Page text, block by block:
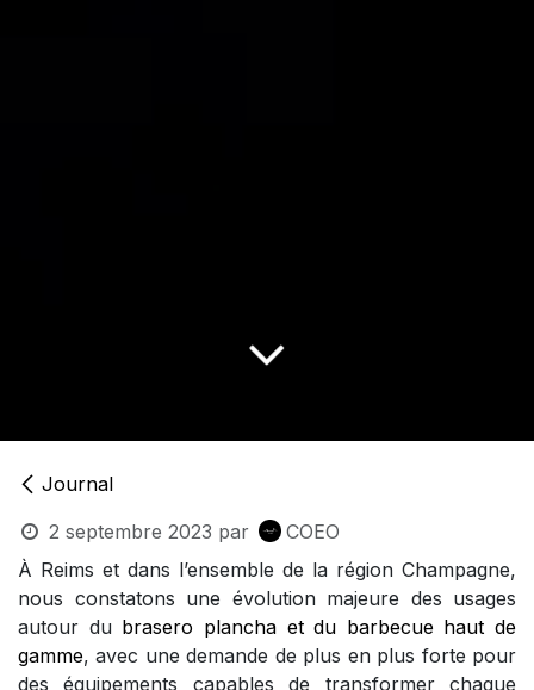
Journal
2 septembre 2023 par
COEO
À Reims et dans l’ensemble de la région Champagne,
nous constatons une évolution majeure des usages
autour du brasero plancha et du barbecue haut de
gamme, avec une demande de plus en plus forte pour
des équipements capables de transformer chaque